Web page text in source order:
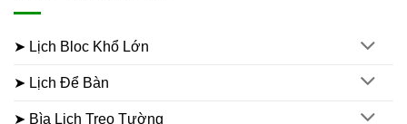
➤ Lịch Bloc Khổ Lớn
➤ Lịch Để Bàn
➤ Bìa Lịch Treo Tường